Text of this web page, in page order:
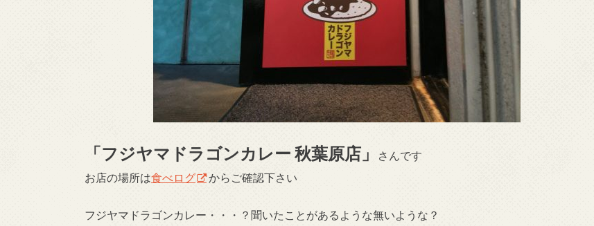
「フジヤマドラゴンカレー 秋葉原店」
さんです
お店の場所は食べログ からご確認下さい
フジヤマドラゴンカレー・・・？聞いたことがあるような無いような？